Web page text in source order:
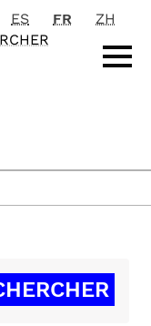
ES FR
ZH